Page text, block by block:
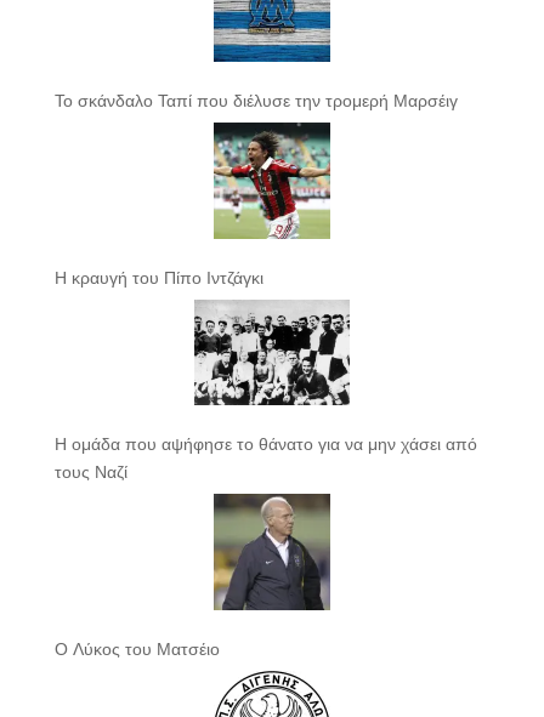
Το σκάνδαλο Ταπί που διέλυσε την τρομερή Μαρσέιγ
Η κραυγή του Πίπο Ιντζάγκι
Η ομάδα που αψήφησε το θάνατο για να μην χάσει από
τους Ναζί
Ο Λύκος του Ματσέιο